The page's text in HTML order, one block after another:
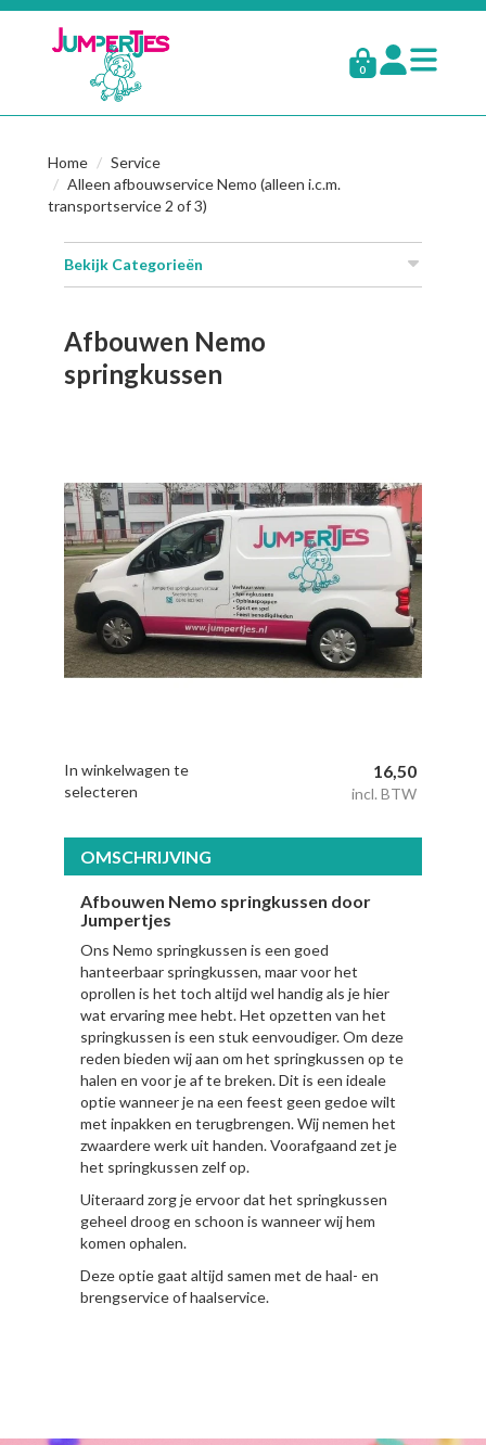
0
Home
Service
Alleen afbouwservice Nemo (alleen i.c.m.
transportservice 2 of 3)
Bekijk Categorieën
Afbouwen Nemo
springkussen
16,50
incl. BTW
In winkelwagen te
selecteren
OMSCHRIJVING
Afbouwen Nemo springkussen door
Jumpertjes
Ons Nemo springkussen is een goed
hanteerbaar springkussen, maar voor het
oprollen is het toch altijd wel handig als je hier
wat ervaring mee hebt. Het opzetten van het
springkussen is een stuk eenvoudiger. Om deze
reden bieden wij aan om het springkussen op te
halen en voor je af te breken. Dit is een ideale
optie wanneer je na een feest geen gedoe wilt
met inpakken en terugbrengen. Wij nemen het
zwaardere werk uit handen. Voorafgaand zet je
het springkussen zelf op.
Uiteraard zorg je ervoor dat het springkussen
geheel droog en schoon is wanneer wij hem
komen ophalen.
Deze optie gaat altijd samen met de haal- en
brengservice of haalservice.